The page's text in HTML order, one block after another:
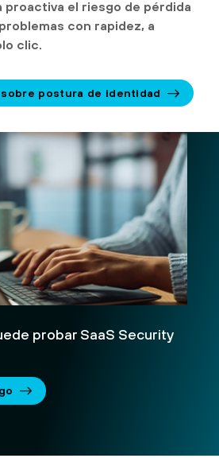
proactiva el riesgo de pérdida
con rapidez, a
clic.
postura de identidad
probar SaaS Security